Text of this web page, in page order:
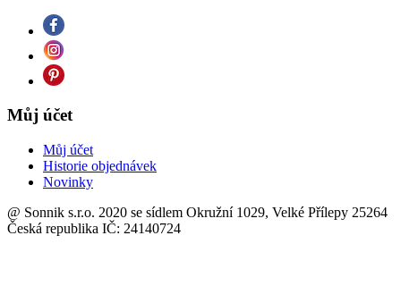
Můj účet
Můj účet
Historie objednávek
Novinky
@ Sonnik s.r.o. 2020 se sídlem Okružní 1029, Velké Přílepy 25264
Česká republika IČ: 24140724